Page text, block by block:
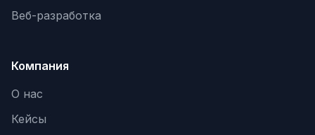
Веб-разработка
Компания
О нас
Кейсы